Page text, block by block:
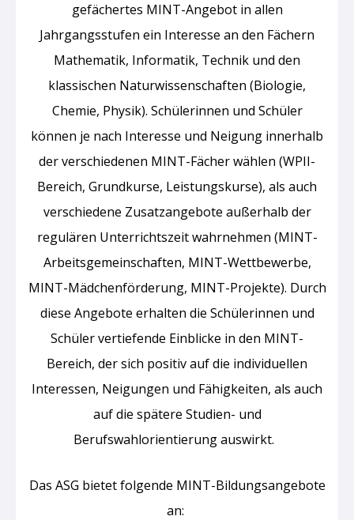
gefächertes MINT-Angebot in allen
Jahrgangsstufen ein Interesse an den Fächern
Mathematik, Informatik, Technik und den
klassischen Naturwissenschaften (Biologie,
Chemie, Physik). Schülerinnen und Schüler
können je nach Interesse und Neigung innerhalb
der verschiedenen MINT-Fächer wählen (WPII-
Bereich, Grundkurse, Leistungskurse), als auch
verschiedene Zusatzangebote außerhalb der
regulären Unterrichtszeit wahrnehmen (MINT-
Arbeitsgemeinschaften, MINT-Wettbewerbe,
MINT-Mädchenförderung, MINT-Projekte). Durch
diese Angebote erhalten die Schülerinnen und
Schüler vertiefende Einblicke in den MINT-
Bereich, der sich positiv auf die individuellen
Interessen, Neigungen und Fähigkeiten, als auch
auf die spätere Studien- und
Berufswahlorientierung auswirkt.
Das ASG bietet folgende MINT-Bildungsangebote
an: